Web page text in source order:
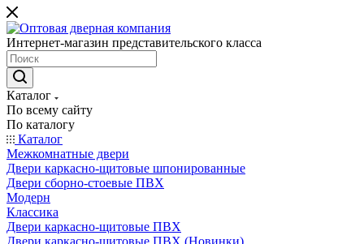
Интернет-магазин представительского класса
Каталог
По всему сайту
По каталогу
Каталог
Межкомнатные двери
Двери каркасно-щитовые шпонированные
Двери сборно-стоевые ПВХ
Модерн
Классика
Двери каркасно-щитовые ПВХ
Двери каркасно-щитовые ПВХ (Новинки)